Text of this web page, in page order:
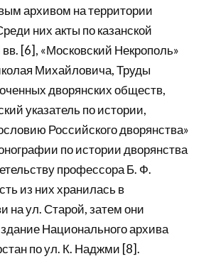
архивом на территории
них акты по казанской
[6], «Московский Некрополь»
Михайловича, Труды
дворянских обществ,
указатель по истории,
Российского дворянства»
по истории дворянства
профессора Б. Ф.
из них хранилась в
на ул. Старой, затем они
Национального архива
по ул. К. Наджми [8].